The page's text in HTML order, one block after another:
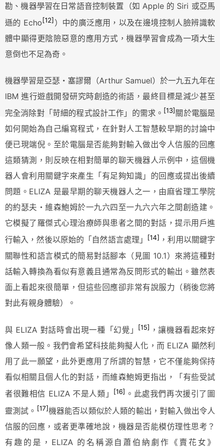
勘、機器學習在日常語音控制裝置（如 Apple 的 Siri 或亞馬
遜的 Echo[12] ）中的廣泛應用，以及在邊境控制人臉辨識軟
體中顯得更陰險惡意的應用方式，機器學習會成為一項大生
意倒也不足為奇。
機器學習是亞瑟・塞謬爾（Arthur Samuel）於一九五九年在
IBM 進行遊戲開發研究時創造的術語，最終目標是減少甚至
完全消除對「苛細的程式設計工作」的需求。 [13] 關於電腦是
如何開始為自己編寫程式，在針對人工智慧較早期的討論中
便已現端倪。至於電腦是否能夠對輸入做出令人信服的回應
這類猜測，則反映在相對簡單的聊天機器人示例中，這個機
器人會利用關鍵字來產生「有足夠知識」的回應或提出後續
問題。ELIZA 是最早期的聊天機器人之一，由麻省理工學院
的約瑟夫・維森鮑姆於一九六四至一九六六年之間創造建。
它模擬了羅傑式心理治療師與患者之間的對話，提示用戶進
行輸入，然後以原始的「自然語言處理」
[14] ，利用以關鍵字
關聯性和語言模式的簡易對話腳本（見圖 10.1）來將這種對
話輸入轉換為看似有意義且通常為反問形式的輸出。雖然表
面上看起來很簡單，但這些回應卻非常有說服力（稍後您將
對此有親身體驗）。
與 ELIZA 對話時會出現一種「幻覺」 [15]
，讓機器看起來好
像人類一般。我們會希望科技能夠擬人化，而 ELIZA 顯然利
用了此一願望，此外更應用了所謂的智慧，它不僅能夠保持
看似相關且個人化的對話，而維森鮑姆更指出，「有些受試
者很難相信 ELIZA 不是人類」
[16] 。此處我們再次援引了圖
靈測試。 [17]機器能否以類似於人類的輸出，對輸入做出令人
信服的回應，或者更準確地說，機器是否能模仿理性思考？
有趣的是，ELIZA 的名稱源自蕭伯納劇作《賣花女》